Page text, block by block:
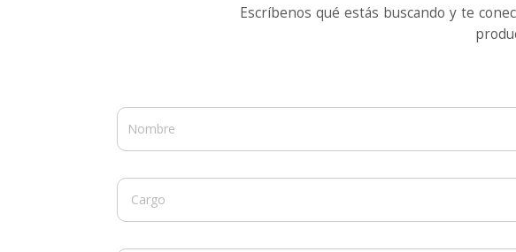
Escríbenos qué estás buscando y te